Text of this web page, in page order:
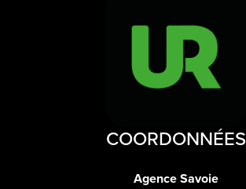
COORDONNÉES
Agence Savoie